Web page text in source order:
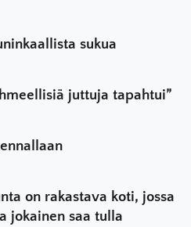
sukua
juttuja tapahtui”
on rakastava koti, jossa
jokainen saa tulla